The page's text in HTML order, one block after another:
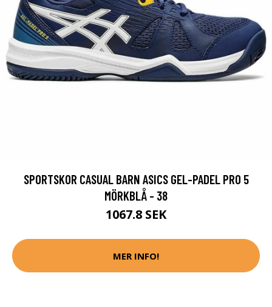
SPORTSKOR CASUAL BARN ASICS GEL-PADEL PRO 5
MÖRKBLÅ - 38
1067.8 SEK
MER INFO!